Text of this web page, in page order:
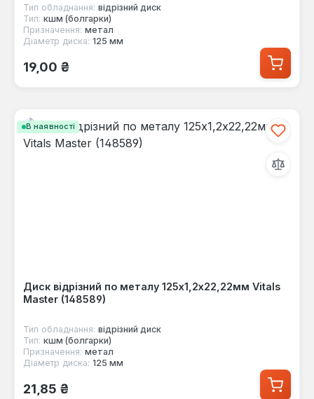
Тип обладнання: відрізний диск
Тип: кшм (болгарки)
Призначення: метал
Діаметр диска: 125 мм
Звичайна ціна:
19,00 ₴
В наявності
Диск відрізний по металу 125х1,2х22,22мм Vitals
Master (148589)
Тип обладнання: відрізний диск
Тип: кшм (болгарки)
Призначення: метал
Діаметр диска: 125 мм
Звичайна ціна:
21,85 ₴